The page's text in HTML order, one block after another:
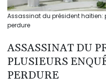
Assassinat du président haïtien:
perdure
ASSASSINAT DU
PLUSIEURS
PERDURE